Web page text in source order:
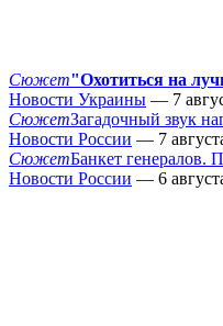
Сюжет"Охотиться на
Новости Украины — 7
СюжетЗагадочный звук
Новости России — 7
СюжетБанкет генералов.
Новости России — 6